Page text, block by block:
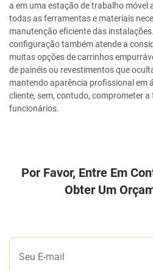
a em uma estação de trabalho móvel
todas as ferramentas e materiais
manutenção eficiente das
configuração também atende a
muitas opções de carrinhos
de painéis ou revestimentos que
mantendo aparência profissional em
cliente, sem, contudo, comprometer
funcionários.
Por Favor, Entre Em
Obter Um